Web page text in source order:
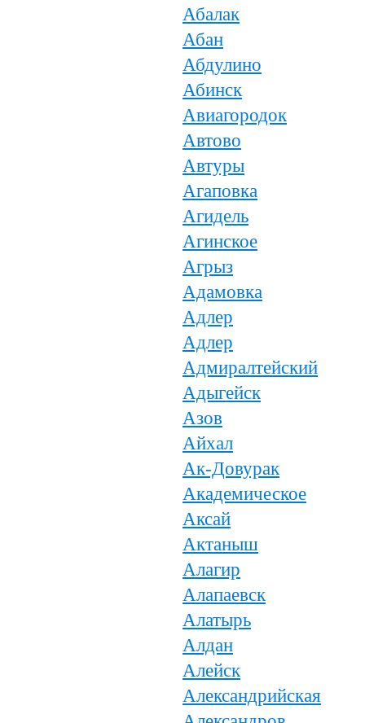
Абалак
Абан
Абдулино
Абинск
Авиагородок
Автово
Автуры
Агаповка
Агидель
Агинское
Агрыз
Адамовка
Адлер
Адлер
Адмиралтейский
Адыгейск
Азов
Айхал
Ак-Довурак
Академическое
Аксай
Актаныш
Алагир
Алапаевск
Алатырь
Алдан
Алейск
Александрийская